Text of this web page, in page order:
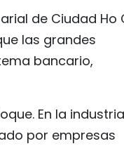
de Ciudad Ho
las grandes
bancario,
En la
por empresas